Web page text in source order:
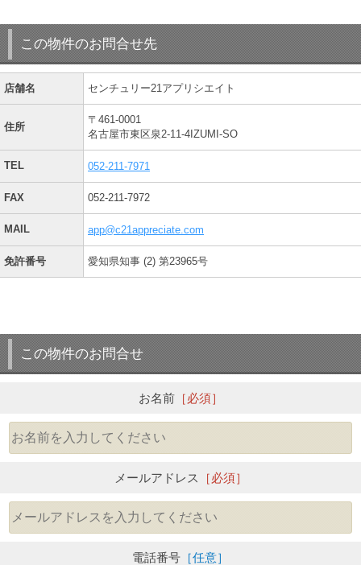
この物件のお問合せ先
店舗名 センチュリー21アプリシエイト
住所
〒461-0001
名古屋市東区泉2-11-4IZUMI-SO
TEL 052-211-7971
FAX 052-211-7972
MAIL app@c21appreciate.com
免許番号 愛知県知事 (2) 第23965号
この物件のお問合せ
お名前［必須］
メールアドレス ［必須］
電話番号 ［任意］